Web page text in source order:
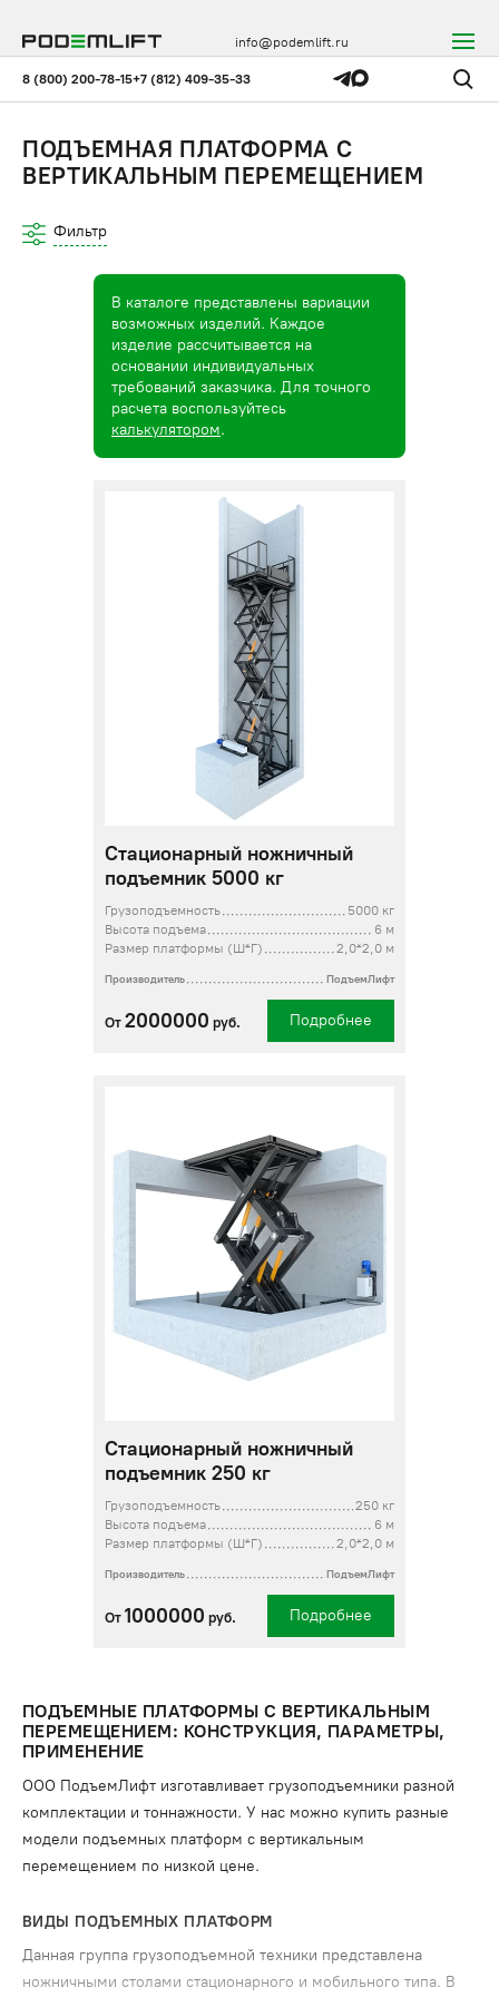
8 (800) 200-78-15+7 (812) 409-35-33
info@podemlift.ru
ПОДЪЕМНАЯ ПЛАТФОРМА С
ВЕРТИКАЛЬНЫМ ПЕРЕМЕЩЕНИЕМ
Фильтр
В каталоге представлены вариации
возможных изделий. Каждое
изделие рассчитывается на
основании индивидуальных
требований заказчика. Для точного
расчета воспользуйтесь
калькулятором.
Стационарный ножничный
подъемник 5000 кг
Грузоподъемность
5000 кг
Высота подъема
6 м
Размер платформы (Ш*Г)
2,0*2,0 м
Производитель ПодъемЛифт
От 2000000 руб. Подробнее
Стационарный ножничный
подъемник 250 кг
Грузоподъемность
250 кг
Высота подъема
6 м
Размер платформы (Ш*Г)
2,0*2,0 м
Производитель ПодъемЛифт
От 1000000 руб. Подробнее
ПОДЪЕМНЫЕ ПЛАТФОРМЫ С ВЕРТИКАЛЬНЫМ
ПЕРЕМЕЩЕНИЕМ: КОНСТРУКЦИЯ, ПАРАМЕТРЫ,
ПРИМЕНЕНИЕ
ООО ПодъемЛифт изготавливает грузоподъемники разной
комплектации и тоннажности. У нас можно купить разные
модели подъемных платформ с вертикальным
перемещением по низкой цене.
ВИДЫ ПОДЪЕМНЫХ ПЛАТФОРМ
Данная группа грузоподъемной техники представлена
ножничными столами стационарного и мобильного типа. В